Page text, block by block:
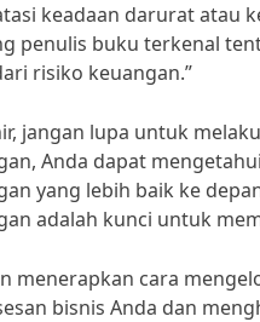
keadaan darurat atau
penulis buku terkenal
risiko keuangan.”
jangan lupa untuk
Anda dapat
yang lebih baik ke
adalah kunci untuk
menerapkan cara
bisnis Anda dan